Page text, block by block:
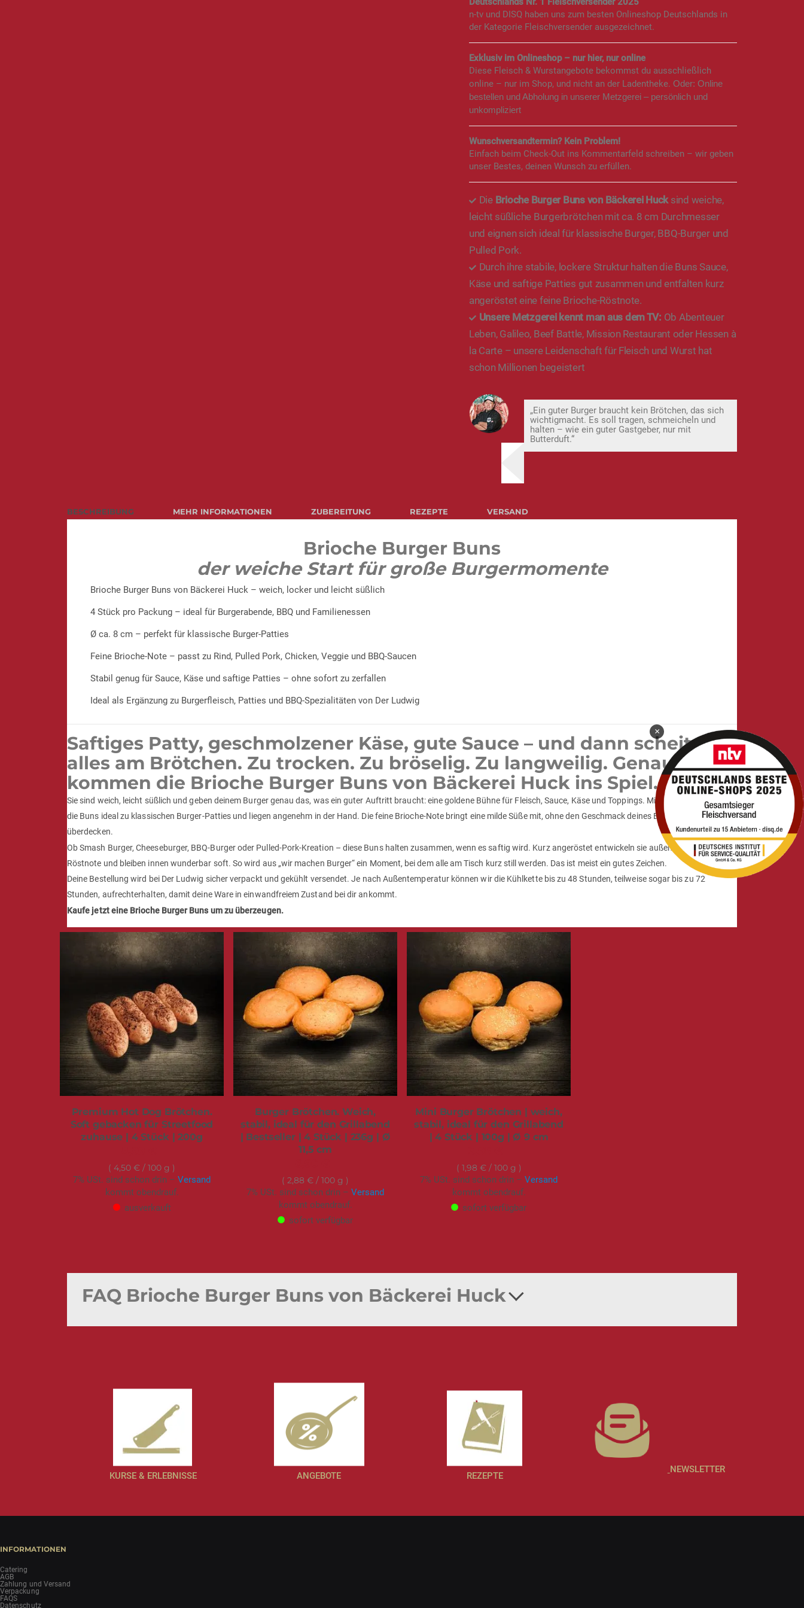
n-tv und DISQ haben uns zum besten Onlineshop Deutschlands in
der Kategorie Fleischversender ausgezeichnet.
Exklusiv im Onlineshop – nur hier, nur online
Diese Fleisch & Wurstangebote bekommst du ausschließlich
online – nur im Shop, und nicht an der Ladentheke. Oder: Online
bestellen und Abholung in unserer Metzgerei – persönlich und
unkompliziert
Wunschversandtermin? Kein Problem!
Einfach beim Check-Out ins Kommentarfeld schreiben – wir geben
unser Bestes, deinen Wunsch zu erfüllen.
Die Brioche Burger Buns von Bäckerei Hucksind weiche,
leicht süßliche Burgerbrötchen mit ca. 8 cm Durchmesser
und eignen sich ideal für klassische Burger, BBQ-Burger und
Pulled Pork.
Durch ihre stabile, lockere Struktur halten die Buns Sauce,
Käse und saftige Patties gut zusammen und entfalten kurz
angeröstet eine feine Brioche-Röstnote.
Unsere Metzgerei kennt man aus dem TV: Ob Abenteuer
Leben, Galileo, Beef Battle, Mission Restaurant oder Hessen à
la Carte – unsere Leidenschaft für Fleisch und Wurst hat
schon Millionen begeistert
„Ein guter Burger braucht kein Brötchen, das sich
wichtigmacht. Es soll tragen, schmeicheln und
halten – wie ein guter Gastgeber, nur mit
Butterduft.“
BESCHREIBUNG
Brioche Burger Buns
der weiche Start für große Burgermomente
Brioche Burger Buns von Bäckerei Huck – weich, locker und leicht süßlich
4 Stück pro Packung – ideal für Burgerabende, BBQ und Familienessen
Ø ca. 8 cm – perfekt für klassische Burger-Patties
Feine Brioche-Note – passt zu Rind, Pulled Pork, Chicken, Veggie und BBQ-Saucen
Stabil genug für Sauce, Käse und saftige Patties – ohne sofort zu zerfallen
Ideal als Ergänzung zu Burgerfleisch, Patties und BBQ-Spezialitäten von Der Ludwig
Saftiges Patty, geschmolzener Käse, gute Sauce – und dann scheitert
alles am Brötchen. Zu trocken. Zu bröselig. Zu langweilig. Genau hier
kommen die Brioche Burger Buns von Bäckerei Huck ins Spiel.
Sie sind weich, leicht süßlich und geben deinem Burger genau das, was ein guter Auftritt braucht: eine goldene Bühne für Fleisch, Sauce, Käse und Toppings. Mit Ø ca. 8 cm passen
die Buns ideal zu klassischen Burger-Patties und liegen angenehm in der Hand. Die feine Brioche-Note bringt eine milde Süße mit, ohne den Geschmack deines Burgers zu
überdecken.
Ob Smash Burger, Cheeseburger, BBQ-Burger oder Pulled-Pork-Kreation – diese Buns halten zusammen, wenn es saftig wird. Kurz angeröstet entwickeln sie außen eine leichte
Röstnote und bleiben innen wunderbar soft. So wird aus „wir machen Burger“ ein Moment, bei dem alle am Tisch kurz still werden. Das ist meist ein gutes Zeichen.
Deine Bestellung wird bei Der Ludwig sicher verpackt und gekühlt versendet. Je nach Außentemperatur können wir die Kühlkette bis zu 48 Stunden, teilweise sogar bis zu 72
Stunden, aufrechterhalten, damit deine Ware in einwandfreiem Zustand bei dir ankommt.
Kaufe jetzt eine Brioche Burger Buns um zu überzeugen.
MEHR INFORMATIONEN ZUBEREITUNG REZEPTE VERSAND
Premium Hot Dog Brötchen.
Soft gebacken für Streetfood
zuhause | 4 Stück | 200g
4,50 € / 100 g
7% USt. sind schon drin – Versand
kommt obendrauf.
ausverkauft
Burger Brötchen. Weich,
stabil, ideal für den Grillabend
| Bestseller | 4 Stück | 236g | Ø
11,5 cm
2,88 € / 100 g
7% USt. sind schon drin – Versand
kommt obendrauf.
sofort verfügbar
Mini Burger Brötchen | weich,
stabil, ideal für den Grillabend
| 4 Stück | 100g | Ø 9 cm
1,98 €/ 100 g
7% USt. sind schon drin – Versand
kommt obendrauf.
sofort verfügbar
FAQ Brioche Burger Buns von Bäckerei Huck
KURSE & ERLEBNISSE ANGEBOTE REZEPTE
NEWSLETTER
INFORMATIONEN
Catering
AGB
Zahlung und Versand
Verpackung
FAQS
Datenschutz
×